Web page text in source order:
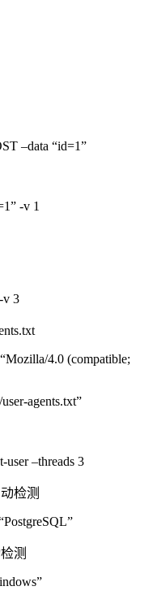
–data “id=1”
-v 1
v 3
4.0 (compatible;
agents.txt”
user –threads 3
检测
测